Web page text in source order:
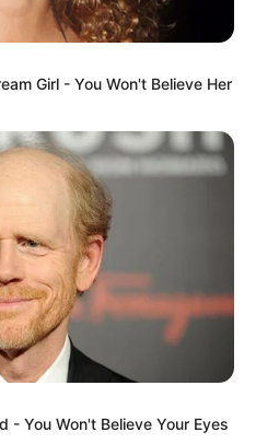
Girl - You Won't Believe Her
- You Won't Believe Your Eyes